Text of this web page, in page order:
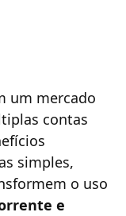
um mercado
contas
simples,
o uso
e